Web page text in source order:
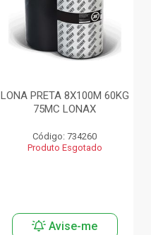
LONA PRETA 8X100M 60KG
75MC LONAX
Código: 734260
Produto Esgotado
Avise-me